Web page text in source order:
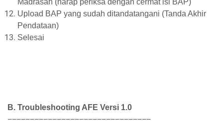
Upload BAP yang sudah ditandatangani (Tanda Akhir
Pendataan)
Selesai
B. Troubleshooting AFE Versi 1.0